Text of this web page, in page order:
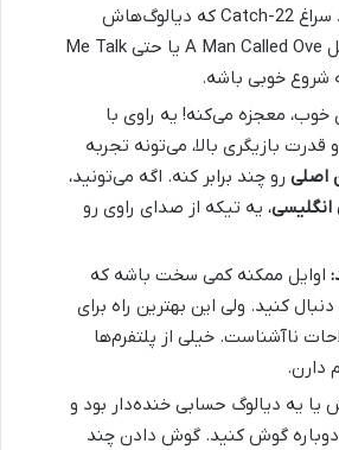
نیست از همون اول برید سراغ Catch-22 که دیالوگ‌هاش
پیچیده‌تره. یه چیزی مثل A Man Called Ove یا حتی Me Talk
خوب، معجزه می‌کنه! یه راوی با
بازیگری بالا، می‌تونه تجربه
اصلی رو چند برابر کنه. اگه می‌تونید،
، یه تیکه از صدای راوی رو
اوایل ممکنه کمی سخت باشه که
کنید. ولی این بهترین راه برای
ناآشناست. خیلی از پلتفرم‌ها
دارن.
یا یه دیالوگ حسابی خنده‌دار بود و
دوباره گوش کنید. گوش دادن چند